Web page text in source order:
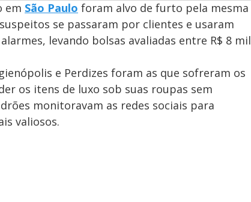
em São Paulo foram alvo de furto pela mesma
se passaram por clientes e usaram
levando bolsas avaliadas entre R$ 8 mil
e Perdizes foram as que sofreram os
os itens de luxo sob suas roupas sem
monitoravam as redes sociais para
valiosos.